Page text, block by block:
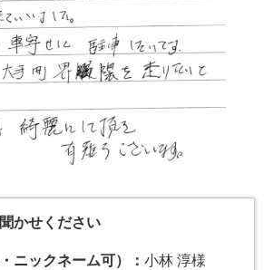
かせください
ニックネーム可）：小林 淳様